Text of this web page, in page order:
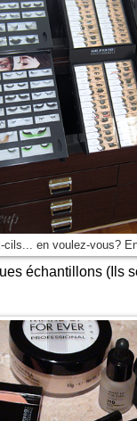
cils... en voulez-vous?
échantillons (Ils